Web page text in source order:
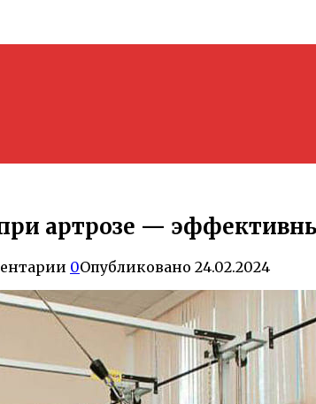
артрозе —
0Опубликовано 24.02.2024